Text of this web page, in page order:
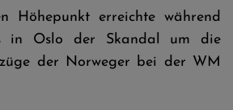
Höhepunkt erreichte während
in Oslo der Skandal um die
der Norweger bei der WM